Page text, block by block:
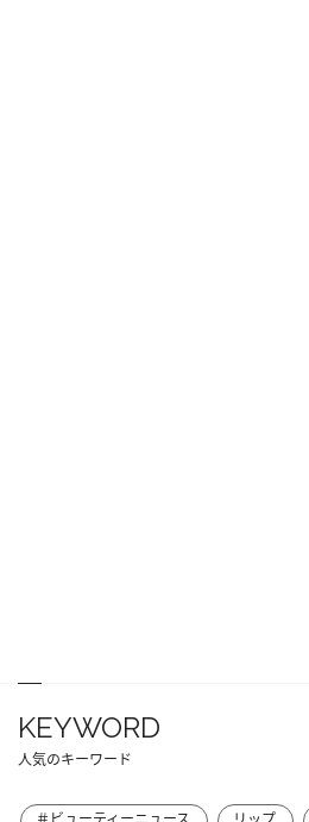
KEYWORD
人気のキーワード